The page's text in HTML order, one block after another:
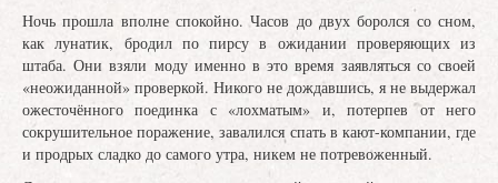
Ночь прошла вполне спокойно. Часов до двух боролся со сном,
как лунатик, бродил по пирсу в ожидании проверяющих из
штаба. Они взяли моду именно в это время заявляться со своей
«неожиданной» проверкой. Никого не дождавшись, я не выдержал
ожесточённого поединка с «лохматым» и, потерпев от него
сокрушительное поражение, завалился спать в кают-компании, где
и продрых сладко до самого утра, никем не потревоженный.